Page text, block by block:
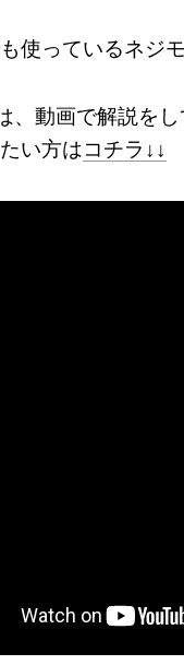
使っているネジ
、動画で解説をし
い方はコチラ↓↓